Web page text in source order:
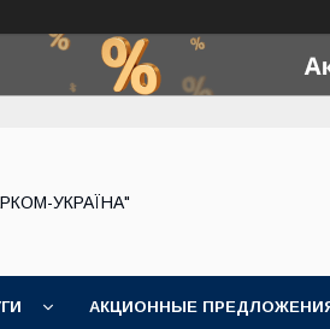
УКРАЇНА"
АКЦИОННЫЕ